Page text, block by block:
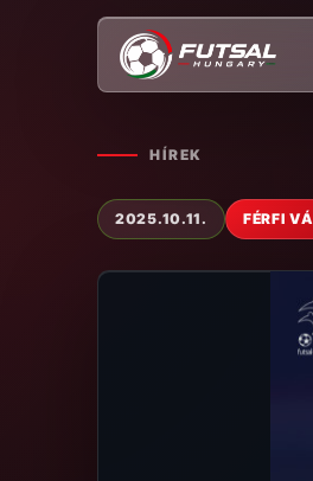
HÍREK
2025.10.11. FÉRFI